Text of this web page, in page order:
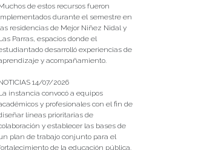
de estos recursos fueron
durante el semestre en
residencias de Mejor Niñez Nidal y
Parras, espacios donde el
desarrolló experiencias de
y acompañamiento.
14/07/2026
instancia convocó a equipos
y profesionales con el fin de
líneas prioritarias de
y establecer las bases de
plan de trabajo conjunto para el
de la educación pública.